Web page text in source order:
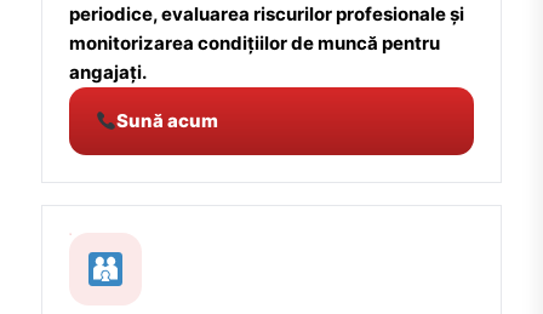
periodice, evaluarea riscurilor profesionale și
monitorizarea condițiilor de muncă pentru
angajați.
Sună acum